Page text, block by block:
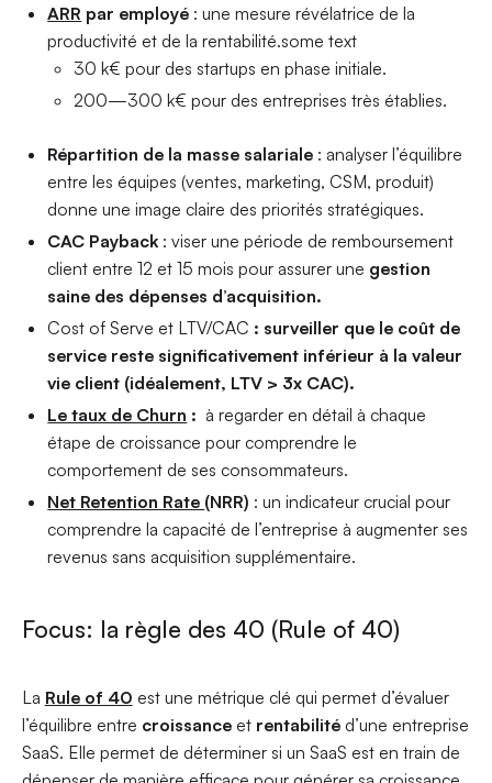
ARR par employé : une mesure révélatrice de la
productivité et de la rentabilité.some text
30 k€ pour des startups en phase initiale.
200—300 k€ pour des entreprises très établies.
Répartition de la masse salariale : analyser l’équilibre
entre les équipes (ventes, marketing, CSM, produit)
donne une image claire des priorités stratégiques.
CAC Payback : viser une période de remboursement
client entre 12 et 15 mois pour assurer une gestion
saine des dépenses d’acquisition.
Cost of Serve et LTV/CAC : surveiller que le coût de
service reste significativement inférieur à la valeur
vie client (idéalement, LTV > 3x CAC).
Le taux de Churn : à regarder en détail à chaque
étape de croissance pour comprendre le
comportement de ses consommateurs.
Net Retention Rate (NRR) : un indicateur crucial pour
comprendre la capacité de l’entreprise à augmenter ses
revenus sans acquisition supplémentaire.
Focus: la règle des 40 (Rule of 40)
La Rule of 40 est une métrique clé qui permet d’évaluer
l’équilibre entre croissanceet rentabilitéd’une entreprise
SaaS. Elle permet de déterminer si un SaaS est en train de